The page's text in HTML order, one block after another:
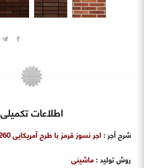
اطلاعات تکمیلی
شرح آجر :اجر نسوز قرمز با طرح آمریکایی 260
روش تولید :ماشینی